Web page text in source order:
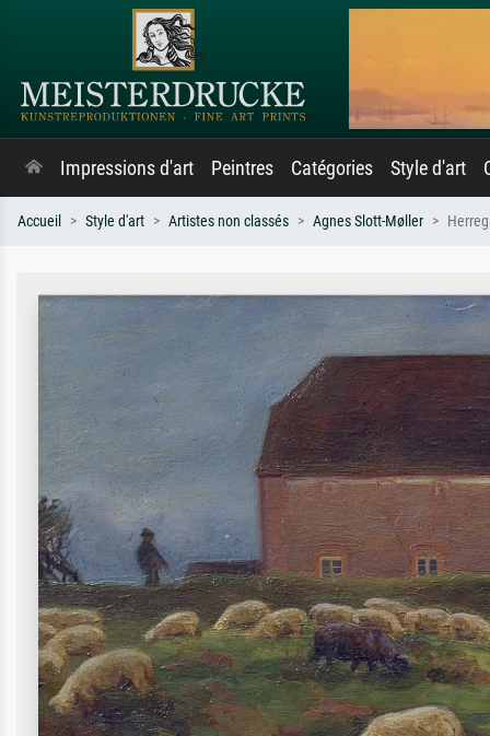
Impressions d'art Peintres Catégories Style d'art
Accueil Style d'art Artistes non classés Agnes Slott-Møller